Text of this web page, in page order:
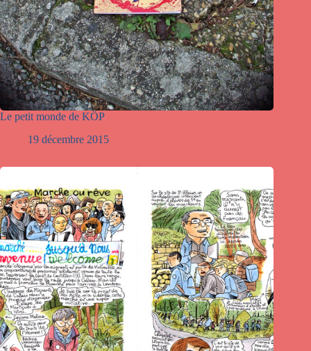
Le petit monde de KÖP
19 décembre 2015